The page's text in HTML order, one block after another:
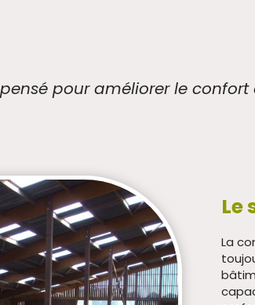
pour améliorer le
Le
La